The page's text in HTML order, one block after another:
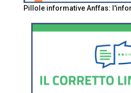
Pillole informative Anffas: